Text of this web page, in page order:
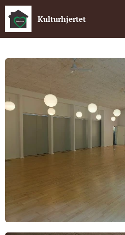
Kulturhjertet